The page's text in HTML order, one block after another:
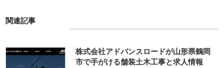
関連記事
株式会社アドバンスロードが山形県鶴岡
市で手がける舗装土木工事と求人情報